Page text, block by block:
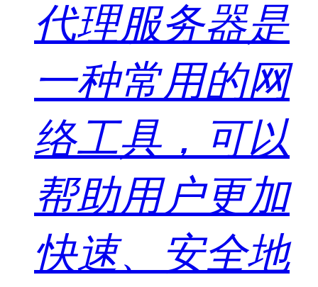
代理服务器是
一种常用的网
络工具，可以
帮助用户更加
快速、安全地